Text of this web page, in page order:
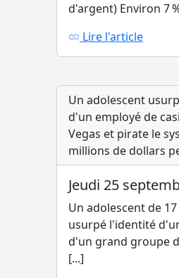
d'argent) Environ 7
Lire l'article
Un adolescent
d'un employé de
Vegas et pirate le
millions de dollars
Jeudi 25
Un adolescent de 17
usurpé l'identité
d'un grand groupe
[...]